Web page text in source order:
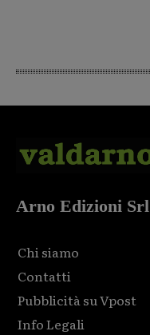
Arno Edizioni Srl
Chi siamo
Contatti
Pubblicità su Vpost
Info Legali